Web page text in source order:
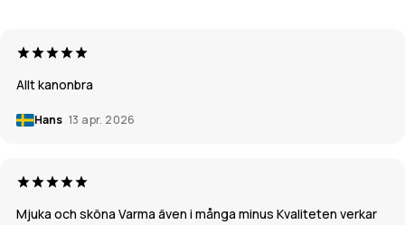
Allt kanonbra
Hans 13 apr. 2026
Mjuka och sköna Varma även i många minus Kvaliteten verkar